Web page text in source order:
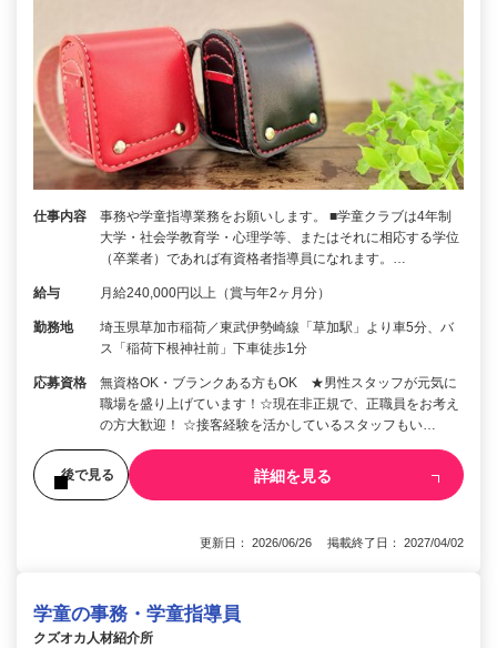
仕事内容
事務や学童指導業務をお願いします。 ■学童クラブは4年制
大学・社会学教育学・心理学等、またはそれに相応する学位
（卒業者）であれば有資格者指導員になれます。…
給与 月給240,000円以上（賞与年2ヶ月分）
勤務地
埼玉県草加市稲荷／東武伊勢崎線「草加駅」より車5分、バ
ス「稲荷下根神社前」下車徒歩1分
応募資格
無資格OK・ブランクある方もOK ★男性スタッフが元気に
職場を盛り上げています！☆現在非正規で、正職員をお考え
の方大歓迎！ ☆接客経験を活かしているスタッフもい…
後で見る 詳細を見る
更新日： 2026/06/26 掲載終了日： 2027/04/02
学童の事務・学童指導員
クズオカ人材紹介所